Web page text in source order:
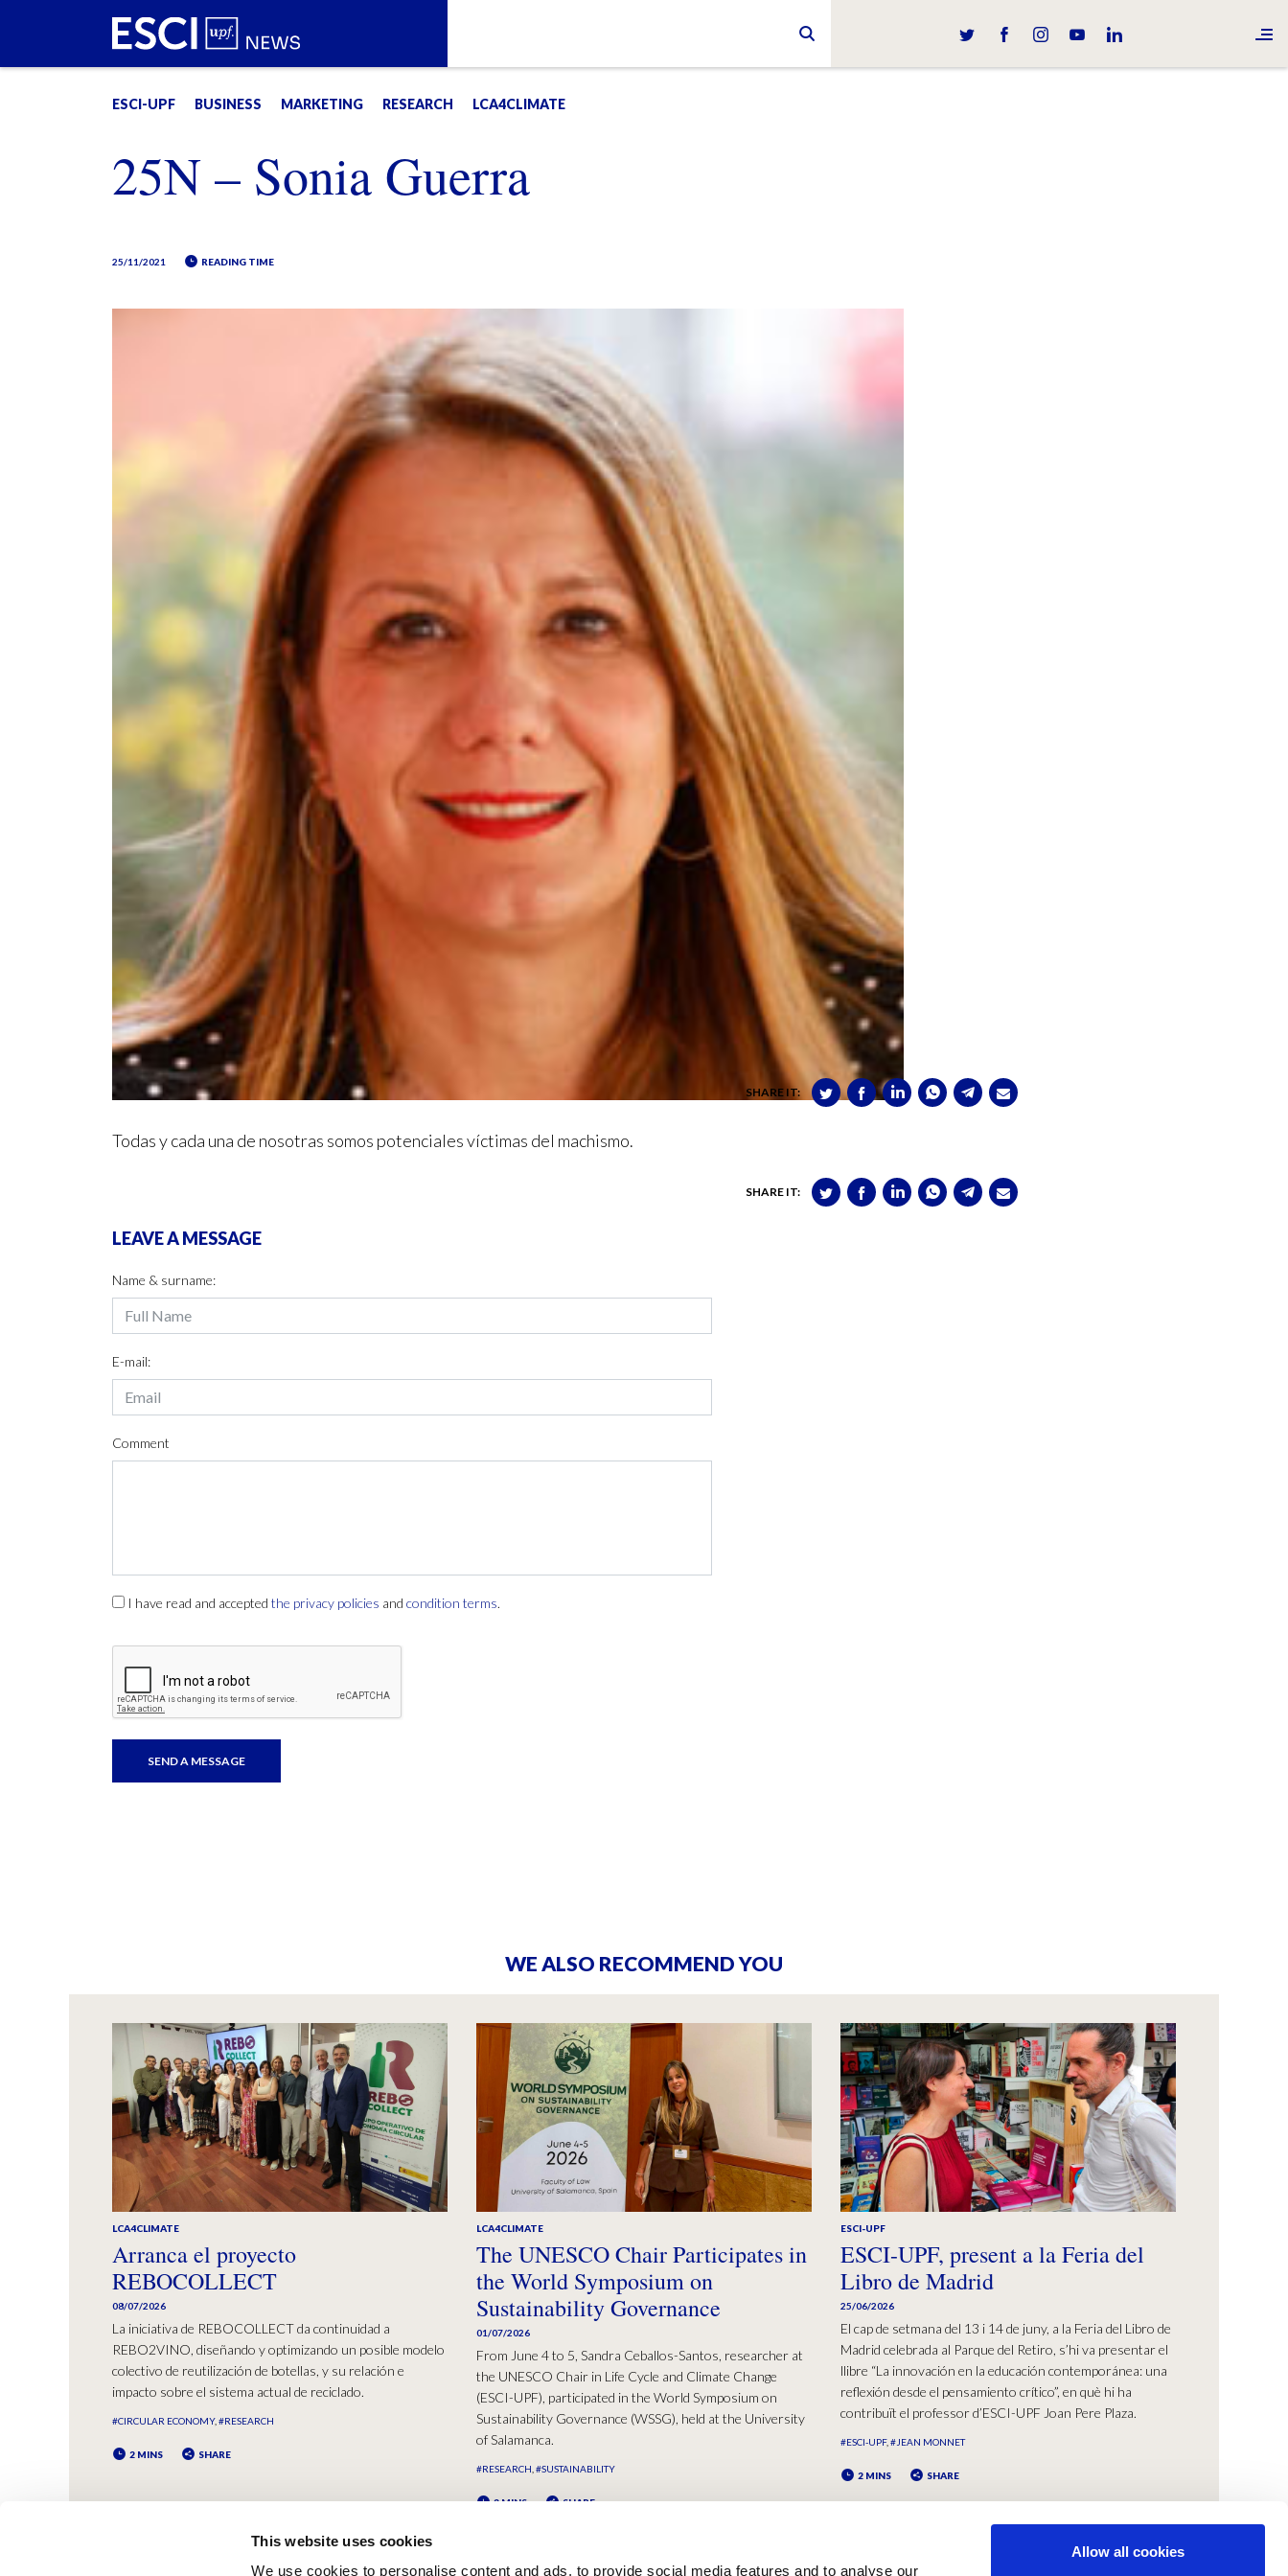
This website uses cookies
We use cookies to personalise content and ads, to provide social media features and to analyse our
Allow all cookies
ESCI-UPF BUSINESS MARKETING RESEARCH LCA4CLIMATE
25N – Sonia Guerra
25/11/2021 READING TIME
SHARE IT:
Todas y cada una de nosotras somos potenciales víctimas del machismo.
SHARE IT:
LEAVE A MESSAGE
Name & surname:
E-mail:
Comment
I have read and accepted the privacy policies and condition terms.
WE ALSO RECOMMEND YOU
LCA4CLIMATE
Arranca el proyecto
REBOCOLLECT
08/07/2026
La iniciativa de REBOCOLLECT da continuidad a
REBO2VINO, diseñando y optimizando un posible modelo
colectivo de reutilización de botellas, y su relación e
impacto sobre el sistema actual de reciclado.
#CIRCULAR ECONOMY #RESEARCH
2 MINS SHARE
LCA4CLIMATE
The UNESCO Chair Participates in
the World Symposium on
Sustainability Governance
01/07/2026
From June 4 to 5, Sandra Ceballos-Santos, researcher at
the UNESCO Chair in Life Cycle and Climate Change
(ESCI-UPF), participated in the World Symposium on
Sustainability Governance (WSSG), held at the University
of Salamanca.
#RESEARCH #SUSTAINABILITY
2 MINS SHARE
ESCI-UPF
ESCI-UPF, present a la Feria del
Libro de Madrid
25/06/2026
El cap de setmana del 13 i 14 de juny, a la Feria del Libro de
Madrid celebrada al Parque del Retiro, s’hi va presentar el
llibre “La innovación en la educación contemporánea: una
reflexión desde el pensamiento crítico”, en què hi ha
contribuït el professor d’ESCI-UPF Joan Pere Plaza.
#ESCI-UPF #JEAN MONNET
2 MINS SHARE